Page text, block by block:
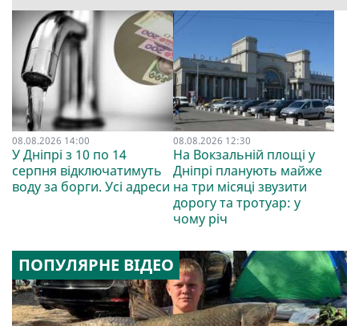
08.08.2026 14:00
У Дніпрі з 10 по 14
серпня відключатимуть
воду за борги. Усі адреси
08.08.2026 12:30
На Вокзальній площі у
Дніпрі планують майже
на три місяці звузити
дорогу та тротуар: у
чому річ
ПОПУЛЯРНЕ ВІДЕО